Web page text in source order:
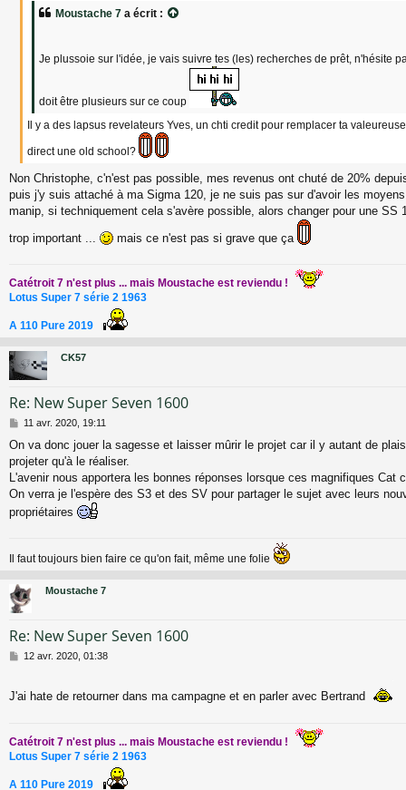
Moustache 7 a écrit :
Je plussoie sur l'idée, je vais suivre tes (les) recherches de prêt, n'hésite
doit être plusieurs sur ce coup
Il y a des lapsus revelateurs Yves, un chti credit pour remplacer ta
direct une old school?
Non Christophe, c'n'est pas possible, mes revenus ont chuté de 20%
puis j'y suis attaché à ma Sigma 120, je ne suis pas sur d'avoir les
manip, si techniquement cela s'avère possible, alors changer pour une SS
trop important ...
mais ce n'est pas si grave que ça
Catétroit 7 n'est plus ... mais Moustache est reviendu !
Lotus Super 7 série 2 1963
A 110 Pure 2019
CK57
Re: New Super Seven 1600
M
s
s
a
g
11 avr. 2020, 19:11
On va donc jouer la sagesse et laisser mûrir le projet car il y autant de
projeter qu'à le réaliser.
L'avenir nous apportera les bonnes réponses lorsque ces magnifiques Cat
On verra je l'espère des S3 et des SV pour partager le sujet avec leurs
propriétaires
Il faut toujours bien faire ce qu'on fait, même une folie
Moustache 7
Re: New Super Seven 1600
M
s
e
12 avr. 2020, 01:38
J'ai hate de retourner dans ma campagne et en parler avec Bertrand
Catétroit 7 n'est plus ... mais Moustache est reviendu !
Lotus Super 7 série 2 1963
A 110 Pure 2019